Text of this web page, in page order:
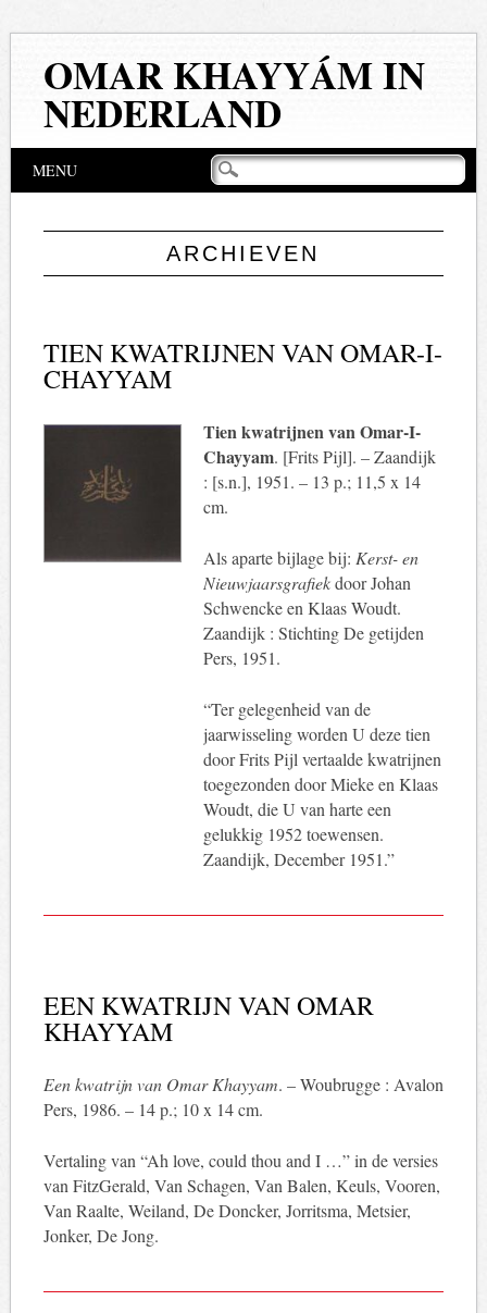
OMAR KHAYYÁM IN
NEDERLAND
Hoofdmenu
springen
MENU
ARCHIEVEN
TIEN KWATRIJNEN VAN OMAR-I-
CHAYYAM
Tien kwatrijnen van Omar-I-
Chayyam. [Frits Pijl]. – Zaandijk
: [s.n.], 1951. – 13 p.; 11,5 x 14
cm.
Als aparte bijlage bij: Kerst- en
Nieuwjaarsgrafiekdoor Johan
Schwencke en Klaas Woudt.
Zaandijk : Stichting De getijden
Pers, 1951.
“Ter gelegenheid van de
jaarwisseling worden U deze tien
door Frits Pijl vertaalde kwatrijnen
toegezonden door Mieke en Klaas
Woudt, die U van harte een
gelukkig 1952 toewensen.
Zaandijk, December 1951.”
EEN KWATRIJN VAN OMAR
KHAYYAM
Een kwatrijn van Omar Khayyam. – Woubrugge : Avalon
Pers, 1986. – 14 p.; 10 x 14 cm.
Vertaling van “Ah love, could thou and I …” in de versies
van FitzGerald, Van Schagen, Van Balen, Keuls, Vooren,
Van Raalte, Weiland, De Doncker, Jorritsma, Metsier,
Jonker, De Jong.